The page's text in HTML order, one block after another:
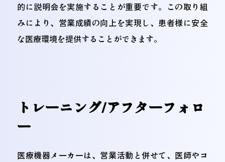
的に説明会を実施することが重要です。この取り組
みにより、営業成績の向上を実現し、患者様に安全
な医療環境を提供することができます。
トレーニング/アフターフォロ
ー
医療機器メーカーは、営業活動と併せて、医師やコ